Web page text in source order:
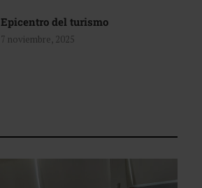
Epicentro del turismo
7 noviembre, 2025